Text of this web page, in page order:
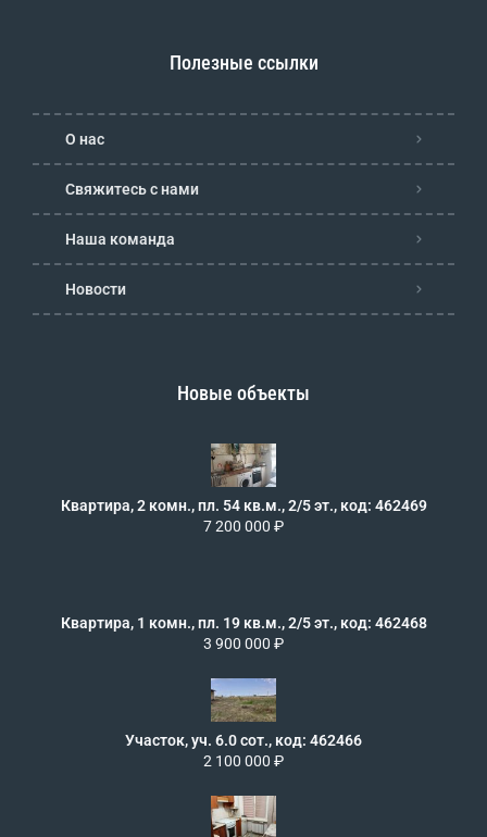
Полезные ссылки
О нас
Свяжитесь с нами
Наша команда
Новости
Новые объекты
Квартира, 2 комн., пл. 54 кв.м., 2/5 эт., код: 462469
7 200 000 ₽
Квартира, 1 комн., пл. 19 кв.м., 2/5 эт., код: 462468
3 900 000 ₽
Участок, уч. 6.0 сот., код: 462466
2 100 000 ₽